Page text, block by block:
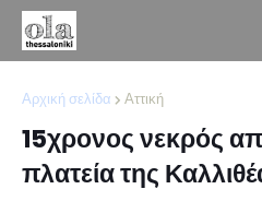
Αρχική σελίδα Αττική
15χρονος νεκρός
πλατεία της